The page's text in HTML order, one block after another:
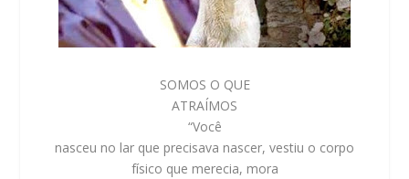
SOMOS O QUE
ATRAÍMOS
“Você
nasceu no lar que precisava nascer, vestiu o corpo
físico que merecia, mora